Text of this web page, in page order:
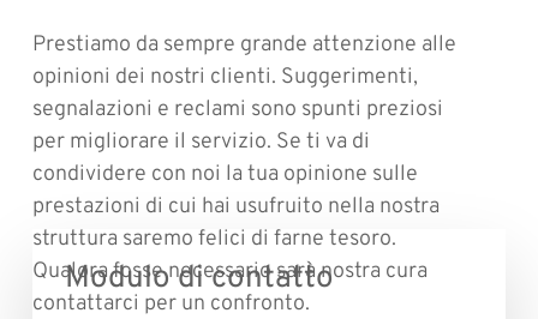
Prestiamo da sempre grande attenzione alle
opinioni dei nostri clienti. Suggerimenti,
segnalazioni e reclami sono spunti preziosi
per migliorare il servizio. Se ti va di
condividere con noi la tua opinione sulle
prestazioni di cui hai usufruito nella nostra
struttura saremo felici di farne tesoro.
Qualora fosse necessario sarà nostra cura
contattarci per un confronto.
Modulo di contatto